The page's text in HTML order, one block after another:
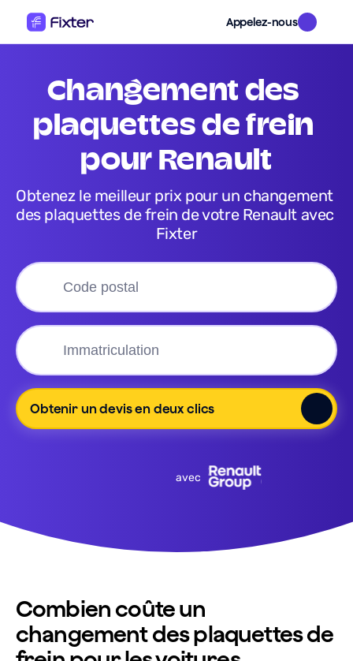
Appelez-nous
changement des
plaquettes de frein
pour Renault
Obtenez le meilleur prix pour un changement
des plaquettes de frein de votre Renault avec
Fixter
Obtenir un devis en deux clics
avec
Combien coûte un
changement des plaquettes de